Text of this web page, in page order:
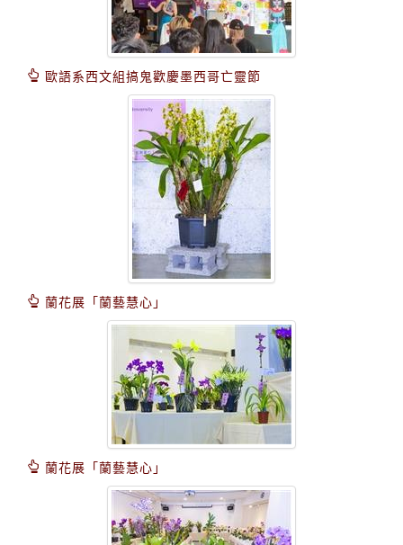
歐語系西文組搞鬼歡慶墨西哥亡靈節
蘭花展「蘭藝慧心」
蘭花展「蘭藝慧心」